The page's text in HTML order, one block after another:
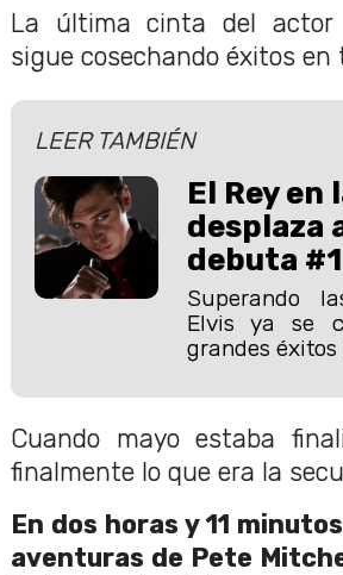
La última cinta del
sigue cosechando éxitos en
LEER TAMBIÉN
El Rey en
desplaza
debuta
Superando
Elvis ya se
grandes
Cuando mayo estaba
finalmente lo que era la
En dos horas y 11
aventuras de Pete